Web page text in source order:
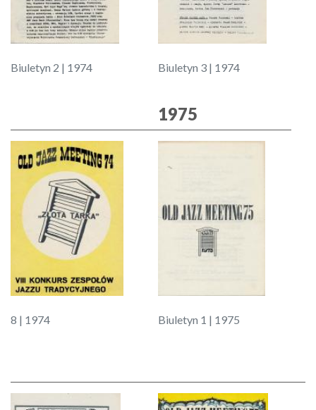
Biuletyn 2 | 1974 Biuletyn 3 | 1974
8 | 1974
1975
Biuletyn 1 | 1975